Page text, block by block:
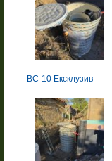
BC-10 Ексклузив